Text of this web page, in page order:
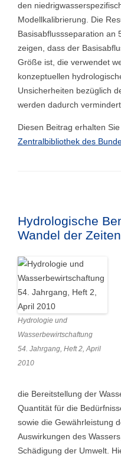
den
Modellkalibrierung. Die
Basisabflussseparation an
zeigen, dass der
Größe ist, die verwendet
konzeptuellen
Unsicherheiten bezüglich
werden dadurch vermindert.
Diesen Beitrag erhalten
Zentralbibliothek des
Hydrologische
Wandel der Zeiten
Hydrologie und
Wasserbewirtschaftung
54. Jahrgang, Heft 2, April
2010
die Bereitstellung der
Quantität für die
sowie die Gewährleistung
Auswirkungen des
Schädigung der Umwelt.